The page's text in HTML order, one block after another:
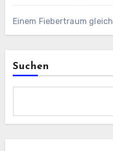
Einem Fiebertraum gleich
Suchen